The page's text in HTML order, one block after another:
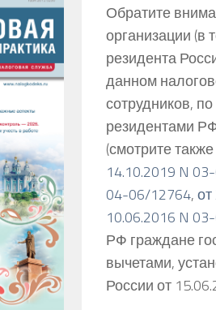
Обратите
организации (в
резидента
данном
сотрудников,
резидентами
(смотрите
14.10.2019 N
04-06/12764,
10.06.2016 N
РФ граждане
вычетами,
России от